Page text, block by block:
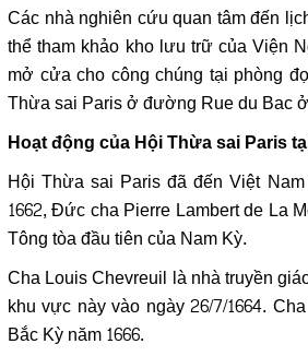
Các nhà nghiên cứu quan tâm đến
thể tham khảo kho lưu trữ của Viện
mở cửa cho công chúng tại phòng
Thừa sai Paris ở đường Rue du Bac
Hoạt động của Hội Thừa sai Paris
Hội Thừa sai Paris đã đến Việt
1662, Đức cha Pierre Lambert de La
Tông tòa đầu tiên của Nam Kỳ.
Cha Louis Chevreuil là nhà truyền
khu vực này vào ngày 26/7/1664.
Bắc Kỳ năm 1666.